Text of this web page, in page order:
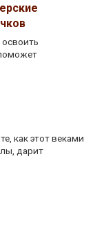
освоить
как этот веками
дарит